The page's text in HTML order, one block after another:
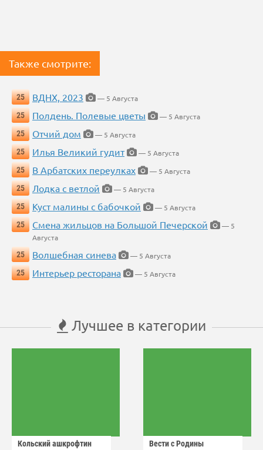
Также смотрите:
25 ВДНХ, 2023
— 5 Августа
25
Полдень. Полевые цветы
— 5 Августа
25
Отчий дом
— 5 Августа
25
Илья Великий гудит
— 5 Августа
25
В Арбатских переулках
— 5 Августа
25
Лодка с ветлой
— 5 Августа
25
Куст малины с бабочкой
— 5 Августа
25
Смена жильцов на Большой Печерской
— 5
Августа
25
Волшебная синева
— 5 Августа
25
Интерьер ресторана — 5 Августа
Лучшее в категории
Кольский ашкрофтин Вести с Родины